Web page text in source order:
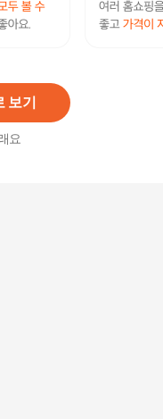
보기
요
이어트 28정 (4주분/1박